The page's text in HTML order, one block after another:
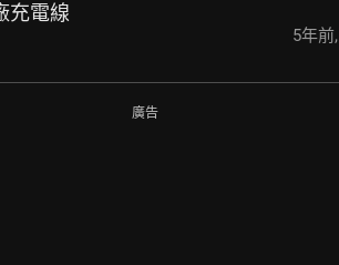
充電線
5年前,
廣告